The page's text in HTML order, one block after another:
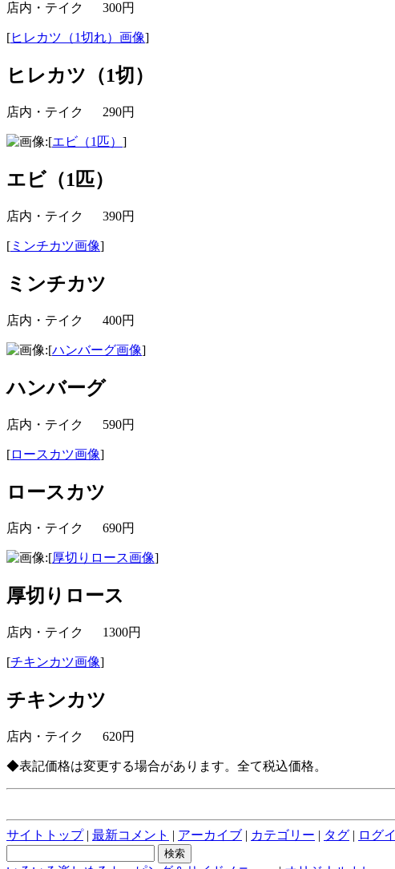
店内・テイク 300円
[ヒレカツ（1切れ）画像]
ヒレカツ（1切）
店内・テイク 290円
[エビ（1匹） ]
エビ（1匹）
店内・テイク 390円
[ ミンチカツ画像]
ミンチカツ
店内・テイク 400円
[ハンバーグ画像]
ハンバーグ
店内・テイク 590円
[ロースカツ画像]
ロースカツ
店内・テイク 690円
[厚切りロース画像]
厚切りロース
店内・テイク 1300円
[チキンカツ画像]
チキンカツ
店内・テイク 620円
◆表記価格は変更する場合があります。全て税込価格。
サイトトップ| 最新コメント | アーカイブ | カテゴリー | タグ | ログ